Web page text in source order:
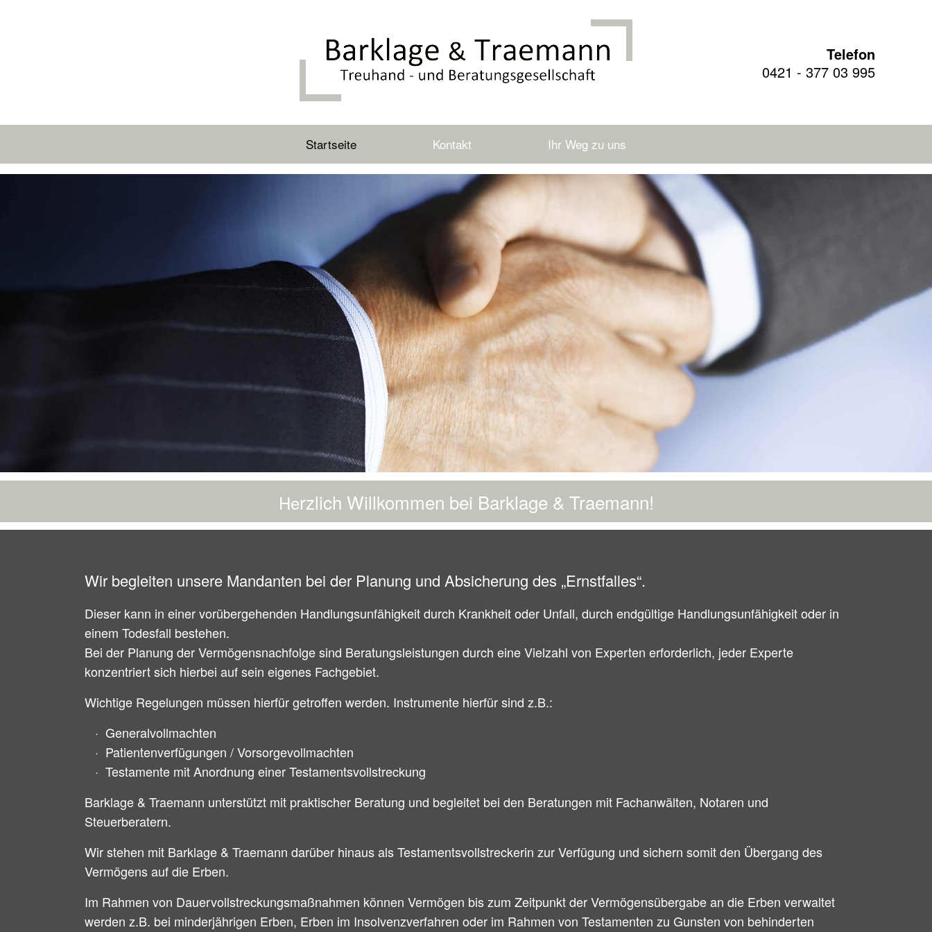
Startseite Kontakt Ihr Weg zu uns
Telefon
0421 - 377 03 995
Herzlich Willkommen bei Barklage & Traemann!
Wir begleiten unsere Mandanten bei der Planung und Absicherung des „Ernstfalles“.
Dieser kann in einer vorübergehenden Handlungsunfähigkeit durch Krankheit oder Unfall, durch endgültige Handlungsunfähigkeit oder in
einem Todesfall bestehen.
Bei der Planung der Vermögensnachfolge sind Beratungsleistungen durch eine Vielzahl von Experten erforderlich, jeder Experte
konzentriert sich hierbei auf sein eigenes Fachgebiet.
Wichtige Regelungen müssen hierfür getroffen werden. Instrumente hierfür sind z.B.:
· Generalvollmachten
· Patientenverfügungen / Vorsorgevollmachten
· Testamente mit Anordnung einer Testamentsvollstreckung
Barklage & Traemann unterstützt mit praktischer Beratung und begleitet bei den Beratungen mit Fachanwälten, Notaren und
Steuerberatern.
Wir stehen mit Barklage & Traemann darüber hinaus als Testamentsvollstreckerin zur Verfügung und sichern somit den Übergang des
Vermögens auf die Erben.
Im Rahmen von Dauervollstreckungsmaßnahmen können Vermögen bis zum Zeitpunkt der Vermögensübergabe an die Erben verwaltet
werden z.B. bei minderjährigen Erben, Erben im Insolvenzverfahren oder im Rahmen von Testamenten zu Gunsten von behinderten